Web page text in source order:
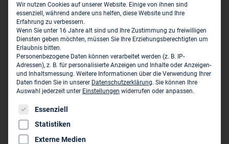
Hauptsitz des Unternehmens
Haustechnische Planungsgesellschaft - Ziegler mbH
Konkordiastr. 22
D-13595 Berlin
030/61203656
030/61203655
kontakt@htp-ziegler.de
www.htp-ziegler.de
Wir nutzen Cookies auf unserer Website. Einige von ihnen sind
essenziell, während andere uns helfen, diese Website und Ihre
Erfahrung zu verbessern.
Wenn Sie unter 16 Jahre alt sind und Ihre Zustimmung zu freiwilligen
Diensten geben möchten, müssen Sie Ihre Erziehungsberechtigten um
Erlaubnis bitten.
Personenbezogene Daten können verarbeitet werden (z. B. IP-
Adressen), z. B. für personalisierte Anzeigen und Inhalte oder Anzeigen-
und Inhaltsmessung. Weitere Informationen über die Verwendung Ihrer
Daten finden Sie in unserer Datenschutzerklärung. Sie können Ihre
Auswahl jederzeit unter Einstellungen widerrufen oder anpassen.
Es folgt eine Liste der Service-Gruppen, für die eine
Essenziell
Statistiken
Externe Medien